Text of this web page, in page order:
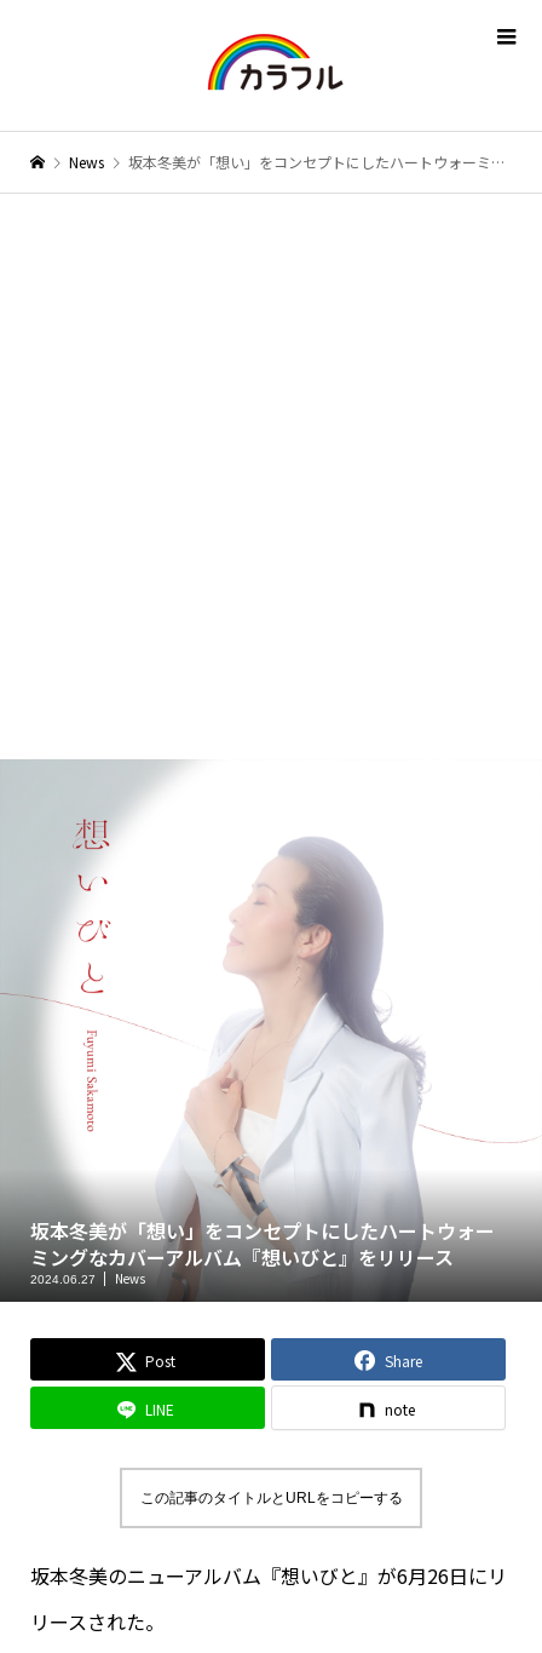
News 坂本冬美が「想い」をコンセプトにしたハートウォーミングなカバーアルバム『想いびと』をリリース
坂本冬美が「想い」をコンセプトにしたハートウォー
ミングなカバーアルバム『想いびと』をリリース
2024.06.27 News
Post Share
LINE note
この記事のタイトルとURLをコピーする
坂本冬美のニューアルバム『想いびと』が6月26日にリ
リースされた。